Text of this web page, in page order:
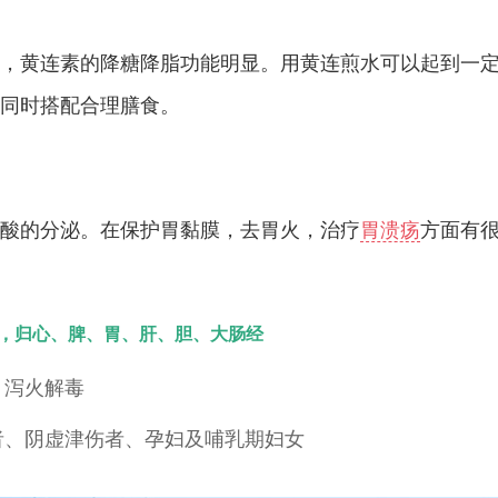
黄连素的降糖降脂功能明显。用黄连煎水可以起到一
时搭配合理膳食。
的分泌。在保护胃黏膜，去胃火，治疗胃溃疡方面有
归心、脾、胃、肝、胆、大肠经
火解毒
阴虚津伤者、孕妇及哺乳期妇女